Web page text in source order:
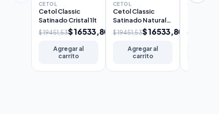
CETOL
Cetol Classic
Satinado Cristal 1lt
$ 19451,53$ 16533,80
Agregar al
carrito
CETOL
Cetol Classic
Satinado Natural
1lt
$ 19451,53$ 16533,80
Agregar al
carrito
CETOL
Satinado
$ 19451,53